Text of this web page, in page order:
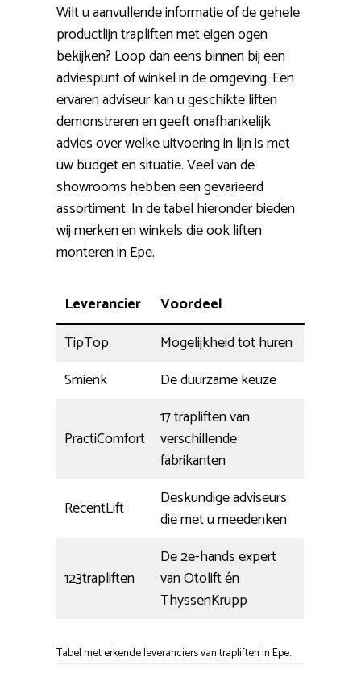
Wilt u aanvullende informatie of de gehele
productlijn trapliften met eigen ogen
bekijken? Loop dan eens binnen bij een
adviespunt of winkel in de omgeving. Een
ervaren adviseur kan u geschikte liften
demonstreren en geeft onafhankelijk
advies over welke uitvoering in lijn is met
uw budget en situatie. Veel van de
showrooms hebben een gevarieerd
assortiment. In de tabel hieronder bieden
wij merken en winkels die ook liften
monteren in Epe.
Leverancier
Voordeel
TipTop
Mogelijkheid tot huren
Smienk
De duurzame keuze
PractiComfort
17 trapliften van
verschillende
fabrikanten
RecentLift
Deskundige adviseurs
die met u meedenken
123trapliften
De 2e-hands expert
van Otolift én
ThyssenKrupp
Tabel met erkende leveranciers van trapliften in Epe.